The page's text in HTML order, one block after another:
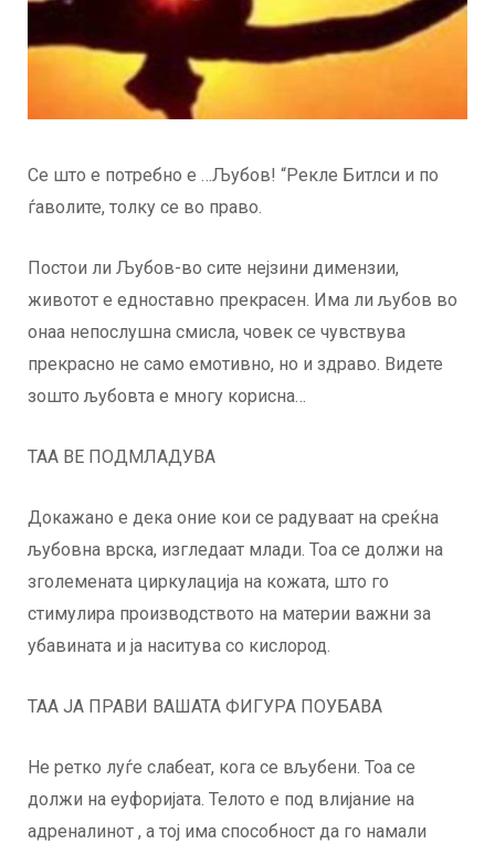
Се што е потребно е …Љубов! “Рекле Битлси и по
ѓаволите, толку се во право.
Постои ли Љубов-во сите нејзини димензии,
животот е едноставно прекрасен. Има ли љубов во
онаа непослушна смисла, човек се чувствува
прекрасно не само емотивно, но и здраво. Видете
зошто љубовта е многу корисна…
ТАА ВЕ ПОДМЛАДУВА
Докажано е дека оние кои се радуваат на среќна
љубовна врска, изгледаат млади. Тоа се должи на
зголемената циркулација на кожата, што го
стимулира производството на материи важни за
убавината и ја наситува со кислород.
ТАА ЈА ПРАВИ ВАШАТА ФИГУРА ПОУБАВА
Не ретко луѓе слабеат, кога се вљубени. Тоа се
должи на еуфоријата. Телото е под влијание на
адреналинот , а тој има способност да го намали